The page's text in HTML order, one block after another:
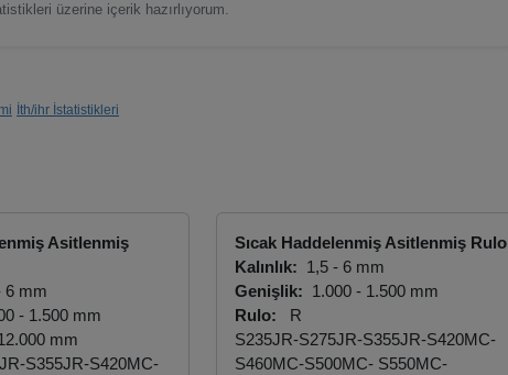
üzerine içerik hazırlıyorum.
İth/ihr İstatistikleri
Asitlenmiş
6 mm
- 1.500 mm
mm
S355JR-S420MC-
Sıcak Haddelenmiş Asitlenmiş Rulo
Kalınlık: 1,5 - 6 mm
Genişlik: 1.000 - 1.500 mm
Rulo:
R
S235JR-S275JR-S355JR-S420MC-
S460MC-S500MC- S550MC-